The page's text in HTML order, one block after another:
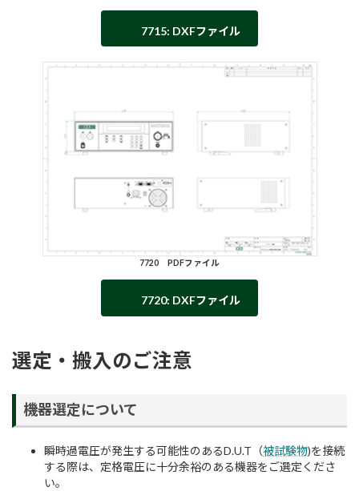
7715: DXFファイル
7720 PDFファイル
7720: DXFファイル
選定・搬入のご注意
機器選定について
瞬時過電圧が発生する可能性のあるD.U.T（被試験物)を接続
する際は、定格電圧に十分余裕のある機器をご選定くださ
い。